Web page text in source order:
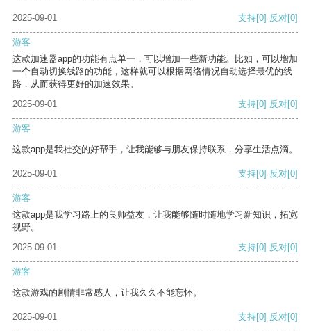
2025-09-01 支持[0] 反对[0]
游客
这款加速器app的功能有点单一，可以增加一些新功能。比如，可以增加
一个自动切换线路的功能，这样就可以根据网络情况自动选择最优的线
路，从而获得更好的加速效果。
2025-09-01
支持[0] 反对[0]
游客
这款app是我社交的好帮手，让我能够与朋友保持联系，分享生活点滴。
2025-09-01 支持[0] 反对[0]
游客
这款app是我学习路上的良师益友，让我能够随时随地学习新知识，拓宽
视野。
2025-09-01
支持[0] 反对[0]
游客
这款游戏的剧情非常感人，让我久久不能忘怀。
2025-09-01 支持[0] 反对[0]